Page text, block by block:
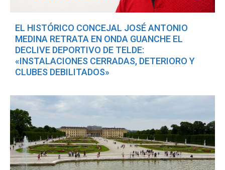
EL HISTÓRICO CONCEJAL JOSÉ ANTONIO
MEDINA RETRATA EN ONDA GUANCHE EL
DECLIVE DEPORTIVO DE TELDE:
«INSTALACIONES CERRADAS, DETERIORO Y
CLUBES DEBILITADOS»